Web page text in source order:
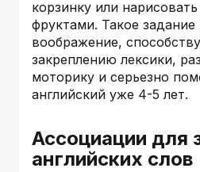
корзинку или нарисовать
фруктами. Такое задание
воображение,
закреплению лексики,
моторику и серьезно
английский уже 4-5 лет.
Ассоциации для
английских слов